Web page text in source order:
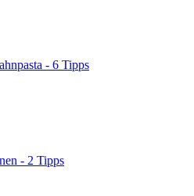
- 6 Tipps
- 2 Tipps